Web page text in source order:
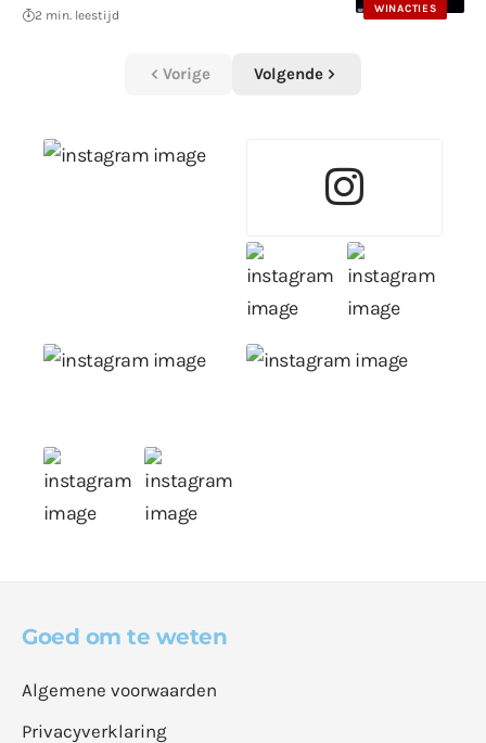
WINACTIES
2 min. leestijd
Vorige Volgende
Goed om te weten
Algemene voorwaarden
Privacyverklaring